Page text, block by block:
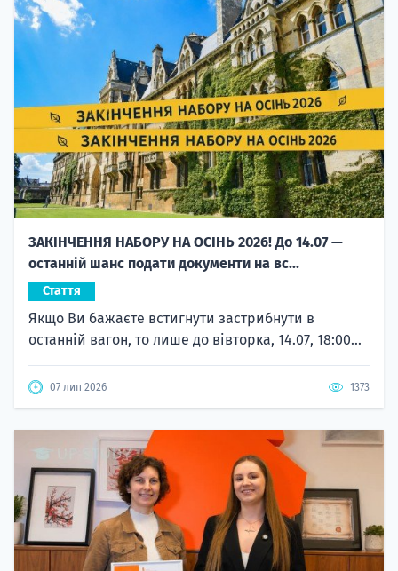
ЗАКІНЧЕННЯ НАБОРУ НА ОСІНЬ 2026! До 14.07 —
останній шанс подати документи на вс...
Стаття
Якщо Ви бажаєте встигнути застрибнути в
останній вагон, то лише до вівторка, 14.07, 18:00...
07 лип 2026 1373